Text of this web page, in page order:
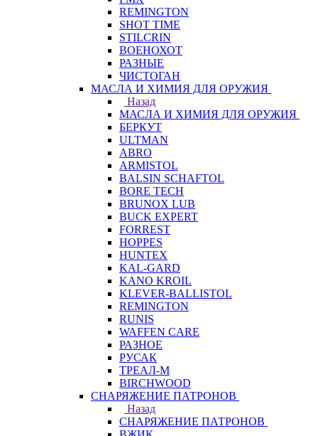
REMINGTON
SHOT TIME
STILCRIN
ВОЕНОХОТ
РАЗНЫЕ
ЧИСТОГАН
МАСЛА И ХИМИЯ ДЛЯ ОРУЖИЯ
Назад
МАСЛА И ХИМИЯ ДЛЯ ОРУЖИЯ
БЕРКУТ
ULTMAN
ABRO
ARMISTOL
BALSIN SCHAFTOL
BORE TECH
BRUNOX LUB
BUCK EXPERT
FORREST
HOPPES
HUNTEX
KAL-GARD
KANO KROIL
KLEVER-BALLISTOL
REMINGTON
RUNIS
WAFFEN CARE
РАЗНОЕ
РУСАК
ТРЕАЛ-М
BIRCHWOOD
СНАРЯЖЕНИЕ ПАТРОНОВ
Назад
СНАРЯЖЕНИЕ ПАТРОНОВ